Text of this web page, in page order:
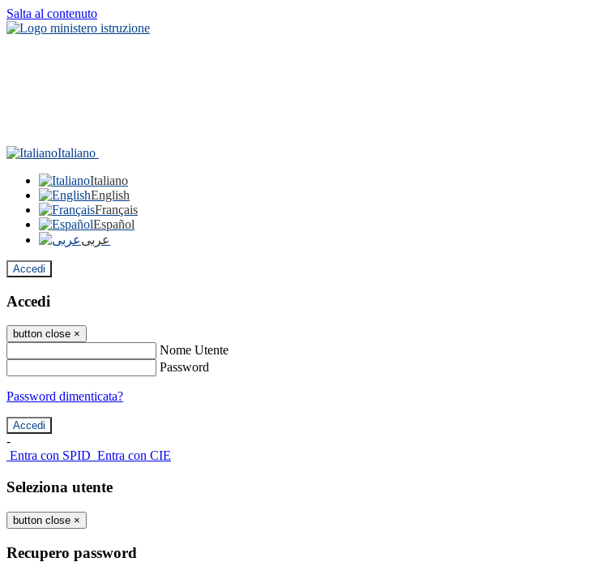
Salta al contenuto
Italiano
Italiano
English
Français
Español
عربى
Accedi
Accedi
button close ×
Nome Utente
Password
Password dimenticata?
-
Entra con SPID Entra con CIE
Seleziona utente
button close ×
Recupero password